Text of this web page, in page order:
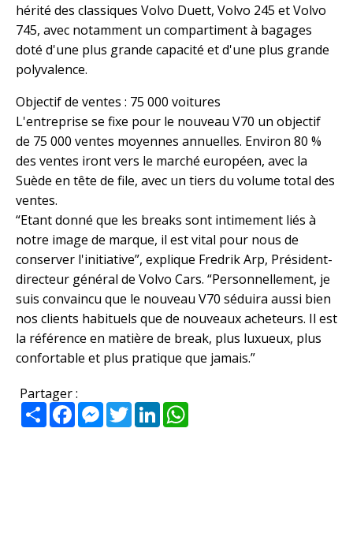
hérité des classiques Volvo Duett, Volvo 245 et Volvo
745, avec notamment un compartiment à bagages
doté d'une plus grande capacité et d'une plus grande
polyvalence.
Objectif de ventes : 75 000 voitures
L'entreprise se fixe pour le nouveau V70 un objectif
de 75 000 ventes moyennes annuelles. Environ 80 %
des ventes iront vers le marché européen, avec la
Suède en tête de file, avec un tiers du volume total des
ventes.
“Etant donné que les breaks sont intimement liés à
notre image de marque, il est vital pour nous de
conserver l'initiative”, explique Fredrik Arp, Président-
directeur général de Volvo Cars. “Personnellement, je
suis convaincu que le nouveau V70 séduira aussi bien
nos clients habituels que de nouveaux acheteurs. Il est
la référence en matière de break, plus luxueux, plus
confortable et plus pratique que jamais.”
Partager :
PartagerFacebookMessenger
TwitterLinkedIn